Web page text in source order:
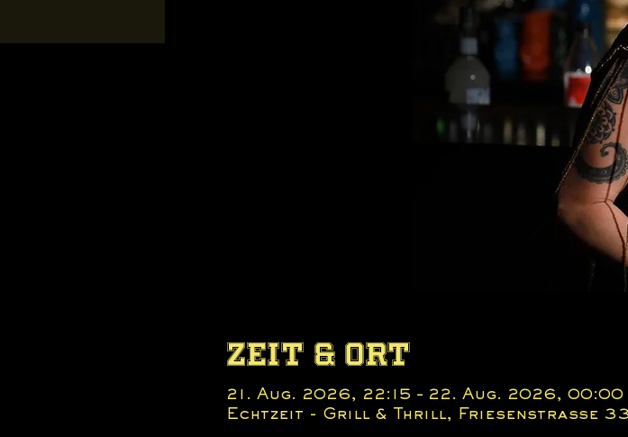
Zeit & Ort
21. Aug. 2026, 22:15 – 22. Aug. 2026, 00:00
Echtzeit - Grill & Thrill, Friesenstraße